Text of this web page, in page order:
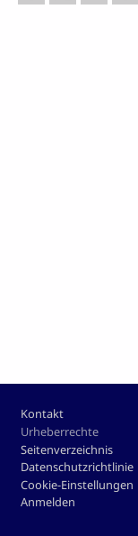
Footer
Kontakt
Urheberrechte
Seitenverzeichnis
Datenschutzrichtlinie
Cookie-Einstellungen
Anmelden